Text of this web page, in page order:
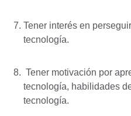
Tener interés en
tecnología.
Tener motivación por
tecnología, habilidades
tecnología.